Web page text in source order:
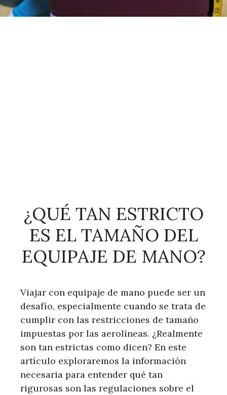
¿QUÉ TAN ESTRICTO
ES EL TAMAÑO DEL
EQUIPAJE DE MANO?
Viajar con equipaje de mano puede ser un
desafío, especialmente cuando se trata de
cumplir con las restricciones de tamaño
impuestas por las aerolíneas. ¿Realmente
son tan estrictas como dicen? En este
artículo exploraremos la información
necesaria para entender qué tan
rigurosas son las regulaciones sobre el